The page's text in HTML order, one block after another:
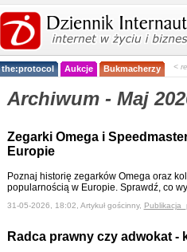
the:protocol Aukcje Bukmacherzy <
Archiwum - Maj
Zegarki Omega i
Europie
Poznaj historię zegarków Omega oraz
popularnością w Europie. Sprawdź, co
31-05-2026, 18:02, Artykuł gościnny,
Radca prawny czy adwokat